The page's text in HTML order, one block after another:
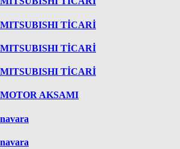
MITSUBISHI TİCARİ
MITSUBISHI TİCARİ
MITSUBISHI TİCARİ
MOTOR AKSAMI
navara
navara